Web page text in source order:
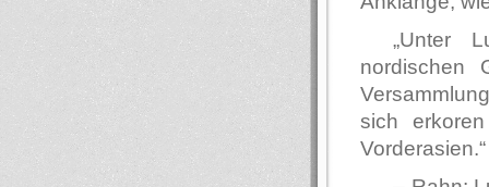
„Unter
nordischen
sich
Vorderasien.“